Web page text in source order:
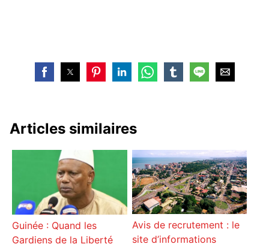
Articles similaires
Guinée : Quand les
Gardiens de la Liberté
Avis de recrutement : le
site d’informations